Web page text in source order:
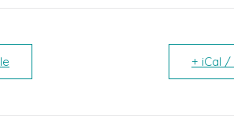
+ iCal